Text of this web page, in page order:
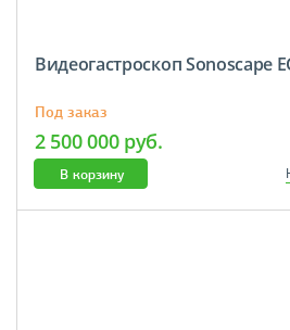
Видеогастроскоп Sonoscape
Под заказ
2 500 000 руб.
В корзину